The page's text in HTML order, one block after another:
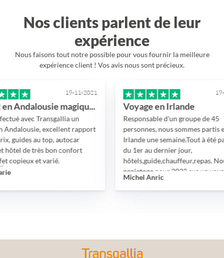
Nos clients parlent de leur
expérience
Nous faisons tout notre possible pour vous fournir la meilleure
expérience client ! Vos avis nous sont précieux.
19-11-2021
Circuit en Andalousie magique!!
Transgallia un
excellent rapport
au top, autocar
très bon confort
et varié.
19-11-
Voyage en Irlande
Responsable d'un groupe de 45
personnes, nous sommes partis en
Irlande une semaine.Tout à été parfait
du 1er au dernier jour,
hôtels,guide,chauffeur,repas. Nous
projetons pour 2022 sur un voyage en
Croatie avec Transgallia.
Michel Anric